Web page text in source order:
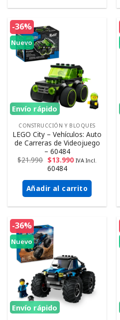
-36%
Nuevo
Envío rápido
CONSTRUCCIÓN Y BLOQUES
LEGO City – Vehículos: Auto
de Carreras de Videojuego
– 60484
$21.990 $13.990 IVA Incl.
60484
Añadir al carrito
-36%
Nuevo
Envío rápido